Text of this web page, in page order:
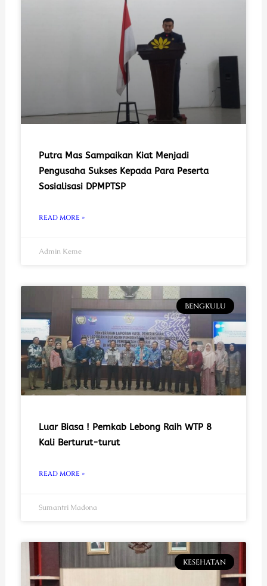
Putra Mas Sampaikan Kiat Menjadi
Pengusaha Sukses Kepada Para Peserta
Sosialisasi DPMPTSP
READ MORE »
Admin Keme
BENGKULU
Luar Biasa ! Pemkab Lebong Raih WTP 8
Kali Berturut-turut
READ MORE »
Sumantri Madona
KESEHATAN